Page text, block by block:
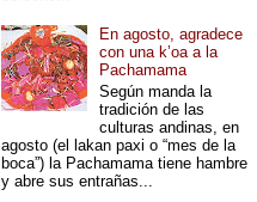
En agosto, agradece
con una k’oa a la
Pachamama
Según manda la
tradición de las
culturas andinas, en
agosto (el lakan paxi o “mes de la
boca”) la Pachamama tiene hambre
y abre sus entrañas...